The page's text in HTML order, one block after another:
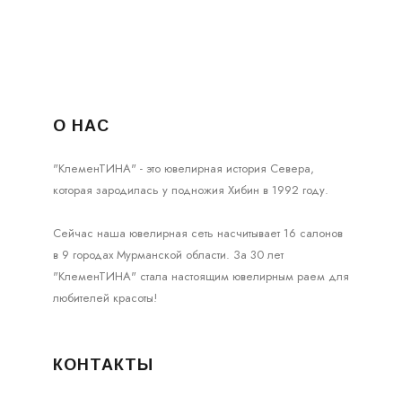
О НАС
"КлеменТИНА" - это ювелирная история Севера,
которая зародилась у подножия Хибин в 1992 году.
Сейчас наша ювелирная сеть насчитывает 16 салонов
в 9 городах Мурманской области. За 30 лет
"КлеменТИНА" стала настоящим ювелирным раем для
любителей красоты!
КОНТАКТЫ